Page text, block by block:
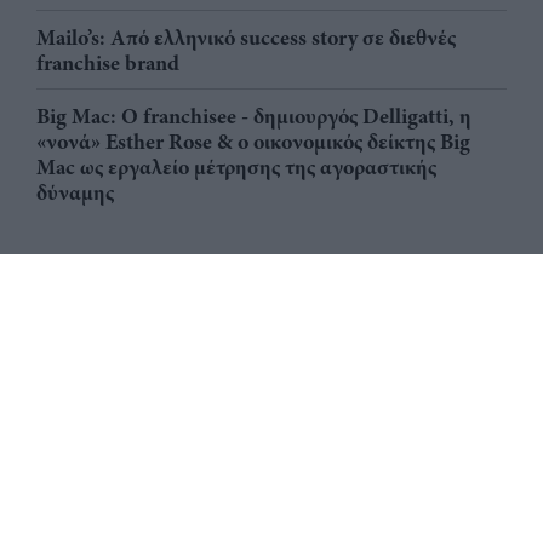
Mailo’s: Από ελληνικό success story σε διεθνές
franchise brand
Big Mac: Ο franchisee - δημιουργός Delligatti, η
«νονά» Esther Rose & ο οικονομικός δείκτης Big
Mac ως εργαλείο μέτρησης της αγοραστικής
δύναμης